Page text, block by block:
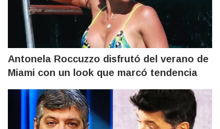
Antonela Roccuzzo disfrutó del verano de
Miami con un look que marcó tendencia